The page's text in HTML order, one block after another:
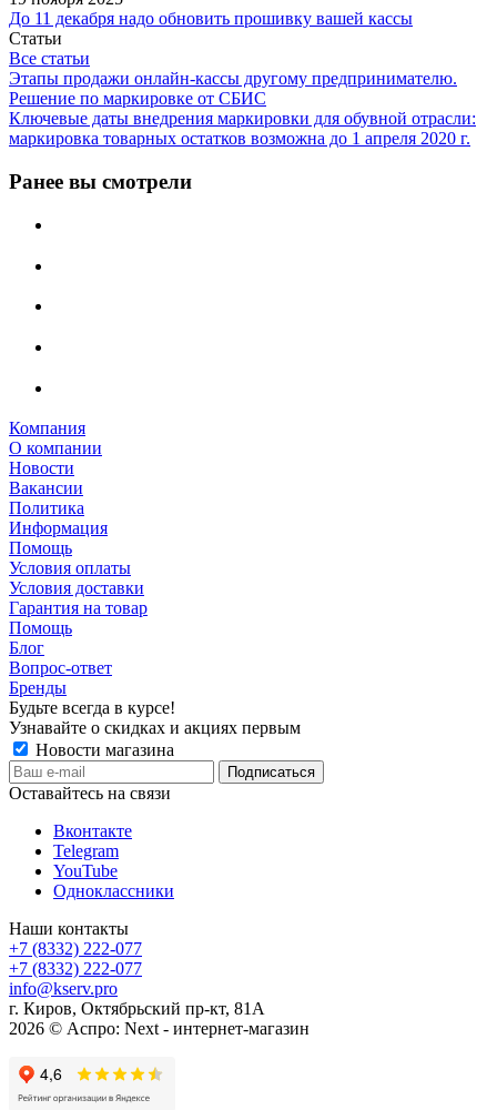
До 11 декабря надо обновить прошивку вашей кассы
Статьи
Все статьи
Этапы продажи онлайн-кассы другому предпринимателю.
Решение по маркировке от СБИС
Ключевые даты внедрения маркировки для обувной отрасли:
маркировка товарных остатков возможна до 1 апреля 2020 г.
Ранее вы смотрели
Компания
О компании
Новости
Вакансии
Политика
Информация
Помощь
Условия оплаты
Условия доставки
Гарантия на товар
Помощь
Блог
Вопрос-ответ
Бренды
Будьте всегда в курсе!
Узнавайте о скидках и акциях первым
Новости магазина
Оставайтесь на связи
Вконтакте
Telegram
YouTube
Одноклассники
Наши контакты
+7 (8332) 222-077
+7 (8332) 222-077
info@kserv.pro
г. Киров, Октябрьский пр-кт, 81А
2026 © Аспро: Next - интернет-магазин